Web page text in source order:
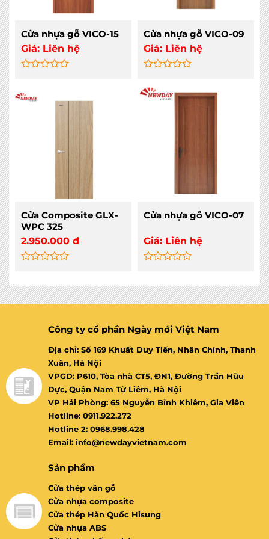
Cửa nhựa gỗ VICO-15
Giá: Liên hệ
out
Cửa nhựa gỗ VICO-09
Giá: Liên hệ
0
out
Cửa Composite GLX-
WPC 325
2.950.000 đ
out
of
Cửa nhựa gỗ VICO-07
Giá: Liên hệ
out
of
Công ty cổ phần Ngày mới Việt Nam
Địa chỉ: Số 169 Khuất Duy Tiến, Nhân Chính, Thanh
Xuân, Hà Nội
VPGD: P610, Tòa nhà CT5, ĐN1, Đường Trần Hữu
Dực, Quận Nam Từ Liêm, Hà Nội
VP Hải Phòng: 65 Nguyễn Bỉnh Khiêm, Gia Viên
Hotline: 0911.922.272
Hotline 2: 0968.998.428
Email: info@newdayvietnam.com
Sản phẩm
Cửa thép vân gỗ
Cửa nhựa composite
Cửa thép Hàn Quốc Hisung
Cửa nhựa ABS